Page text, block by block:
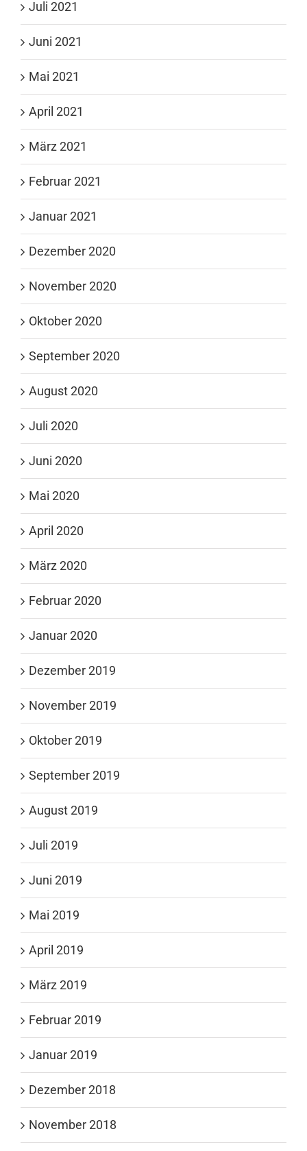
Juli 2021
Juni 2021
Mai 2021
April 2021
März 2021
Februar 2021
Januar 2021
Dezember 2020
November 2020
Oktober 2020
September 2020
August 2020
Juli 2020
Juni 2020
Mai 2020
April 2020
März 2020
Februar 2020
Januar 2020
Dezember 2019
November 2019
Oktober 2019
September 2019
August 2019
Juli 2019
Juni 2019
Mai 2019
April 2019
März 2019
Februar 2019
Januar 2019
Dezember 2018
November 2018